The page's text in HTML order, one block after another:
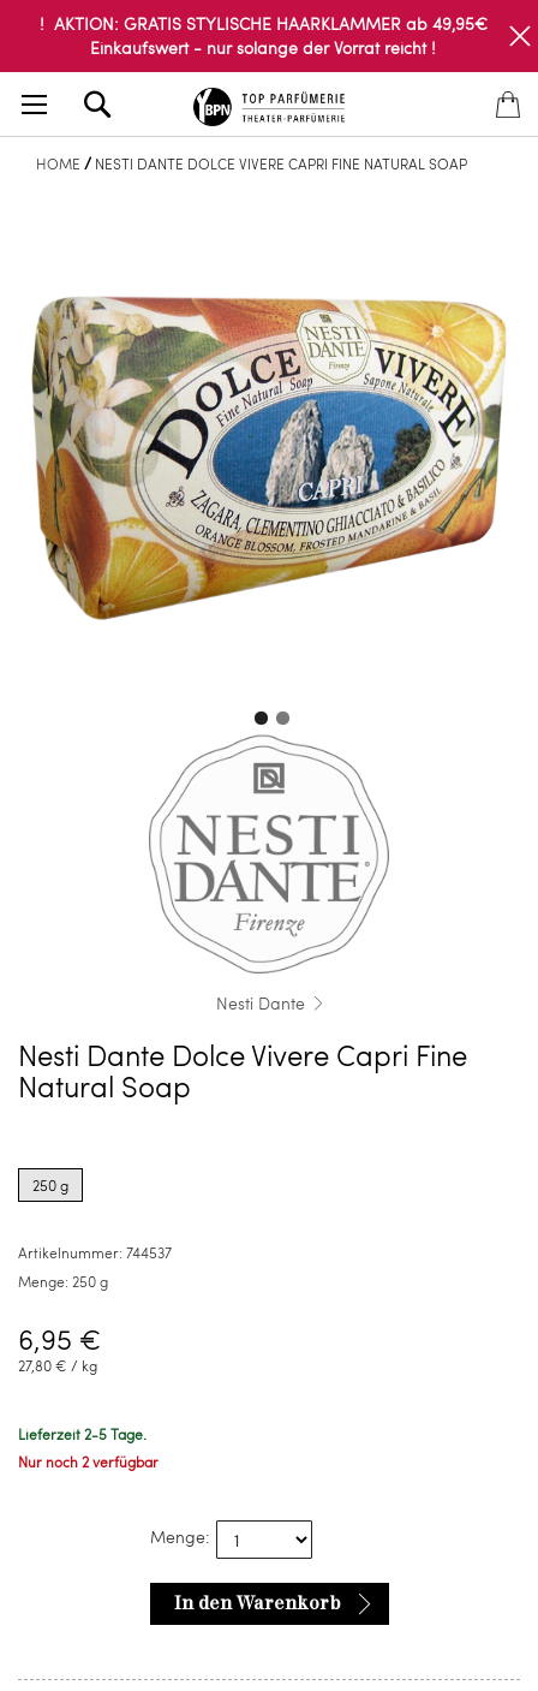
! AKTION: GRATIS STYLISCHE HAARKLAMMER ab 49,95€
Einkaufswert - nur solange der Vorrat reicht !
HOME NESTI DANTE DOLCE VIVERE CAPRI FINE NATURAL SOAP
Nesti Dante
Nesti Dante Dolce Vivere Capri Fine
Natural Soap
options
for250 g
Artikelnummer: 744537
Menge: 250 g
6,95 €
27,80 € / kg
Lieferzeit 2-5 Tage.
Nur noch 2 verfügbar
Menge:
In den Warenkorb